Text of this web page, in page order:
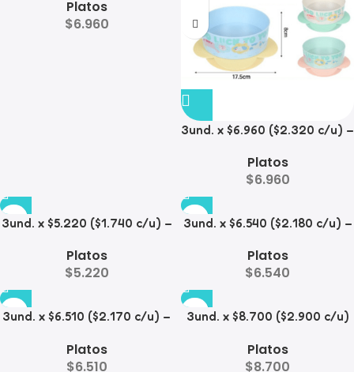
Diamante
Platos
$6.960
3und. x $6.960 ($2.320 c/u) –
Platos
$6.960
3und. x $5.220 ($1.740 c/u) –
Mascotas Diseño Manzana
Platos
$5.220
3und. x $6.540 ($2.180 c/u) –
Mascotas
Platos
$6.540
3und. x $6.510 ($2.170 c/u) –
Mascotas
Platos
$6.510
3und. x $8.700 ($2.900 c/u)
para Mascotas
Platos
$8.700